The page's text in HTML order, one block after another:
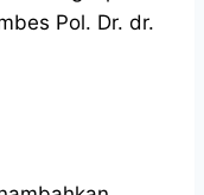
Pol. Dr. dr.